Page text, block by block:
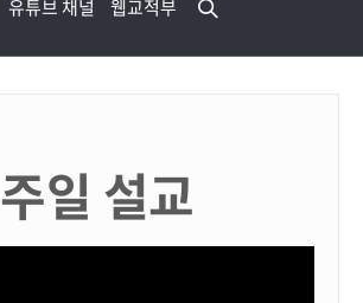
유튜브 채널 웹교적부
주일 설교